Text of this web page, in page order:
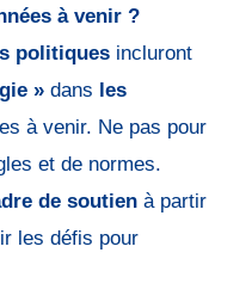
à venir ?
politiquesincluront
»dans les
à venir. Ne pas pour
et de normes.
de soutienà partir
les défis pour